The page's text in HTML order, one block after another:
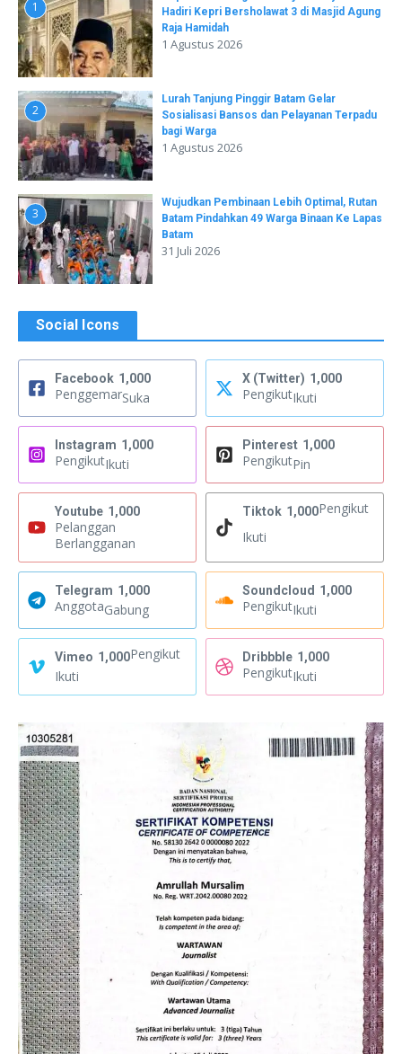
1
Hadiri Kepri Bersholawat 3 di Masjid Agung
Raja Hamidah
1 Agustus 2026
2
Lurah Tanjung Pinggir Batam Gelar
Sosialisasi Bansos dan Pelayanan Terpadu
bagi Warga
1 Agustus 2026
3
Wujudkan Pembinaan Lebih Optimal, Rutan
Batam Pindahkan 49 Warga Binaan Ke Lapas
Batam
31 Juli 2026
Social Icons
Facebook 1,000
PenggemarSuka
X (Twitter) 1,000
PengikutIkuti
Instagram 1,000
PengikutIkuti
Pinterest 1,000
PengikutPin
Youtube 1,000
Pelanggan
Berlangganan
Tiktok 1,000Pengikut
Ikuti
Telegram 1,000
AnggotaGabung
Soundcloud 1,000
PengikutIkuti
Vimeo 1,000Pengikut
Ikuti
Dribbble 1,000
PengikutIkuti